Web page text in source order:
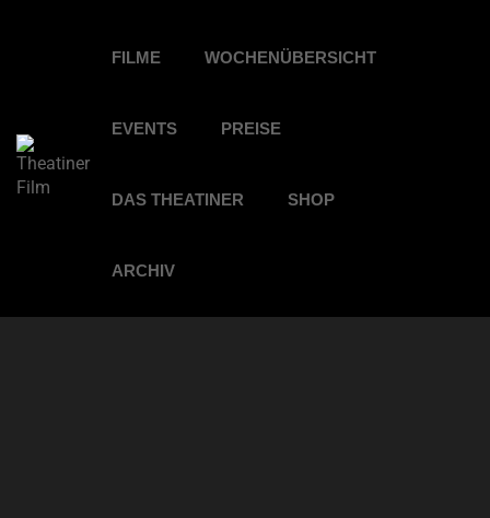
FILME WOCHENÜBERSICHT
EVENTS PREISE
DAS THEATINER SHOP
ARCHIV